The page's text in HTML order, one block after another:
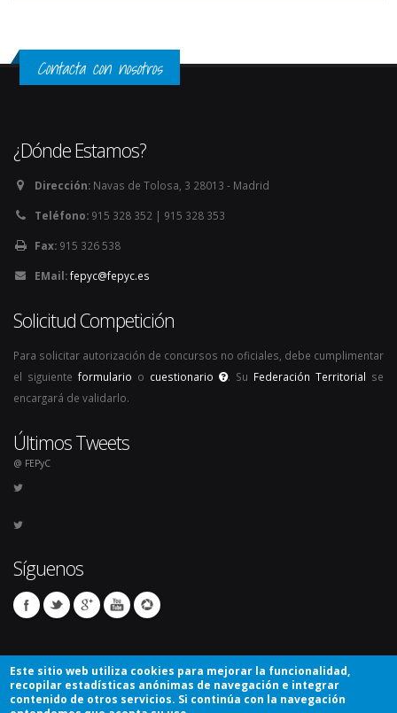
Contacta con nosotros
¿Dónde Estamos?
Dirección: Navas de Tolosa, 3 28013 - Madrid
Teléfono: 915 328 352 | 915 328 353
Fax: 915 326 538
EMail:fepyc@fepyc.es
Solicitud Competición
Para solicitar autorización de concursos no oficiales, debe cumplimentar
el siguiente formulario o cuestionario . Su Federación Territorial se
encargará de validarlo.
Últimos Tweets
@ FEPyC
Síguenos
Este sitio web utiliza cookies para mejorar la funcionalidad,
recopilar estadísticas anónimas de navegación e integrar
contenido de otros servicios. Si continúa con la navegación